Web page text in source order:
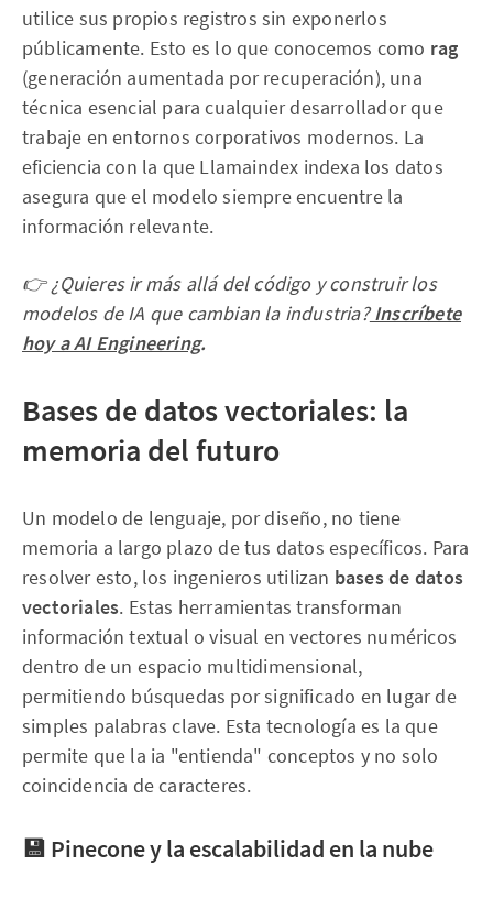
utilice sus propios registros sin exponerlos
públicamente. Esto es lo que conocemos como rag
(generación aumentada por recuperación), una
técnica esencial para cualquier desarrollador que
trabaje en entornos corporativos modernos. La
eficiencia con la que Llamaindex indexa los datos
asegura que el modelo siempre encuentre la
información relevante.
👉 ¿Quieres ir más allá del código y construir los
modelos de IA que cambian la industria?Inscríbete
hoy a AI Engineering.
Bases de datos vectoriales: la
memoria del futuro
Un modelo de lenguaje, por diseño, no tiene
memoria a largo plazo de tus datos específicos. Para
resolver esto, los ingenieros utilizan bases de datos
vectoriales. Estas herramientas transforman
información textual o visual en vectores numéricos
dentro de un espacio multidimensional,
permitiendo búsquedas por significado en lugar de
simples palabras clave. Esta tecnología es la que
permite que la ia "entienda" conceptos y no solo
coincidencia de caracteres.
💾 Pinecone y la escalabilidad en la nube